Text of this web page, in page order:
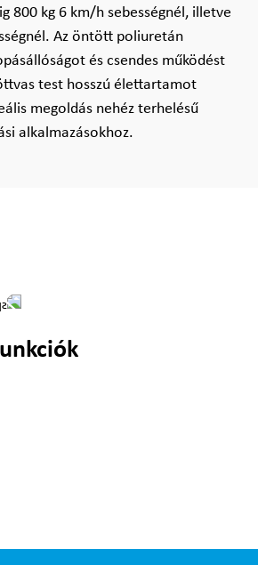
800 kg 6 km/h sebességnél, illetve
Az öntött poliuretán
és csendes működést
test hosszú élettartamot
megoldás nehéz terhelésű
alkalmazásokhoz.